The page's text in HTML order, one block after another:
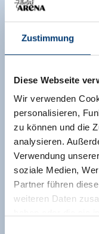
Zustimmung
Diese Webseite
Wir verwenden
personalisieren,
zu können und die
analysieren.
Verwendung
soziale Medien,
Partner führen
weiteren Daten